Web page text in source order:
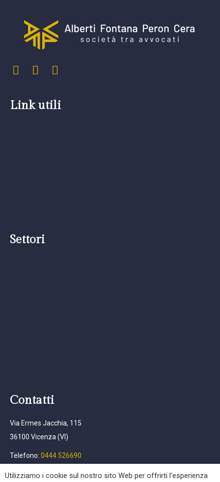
Link utili
Settori
Contatti
Via Ermes Jacchia, 115
36100 Vicenza (VI)
Telefono: 0444 526690
Utilizziamo i cookie sul nostro sito Web per offrirti l'esperienza